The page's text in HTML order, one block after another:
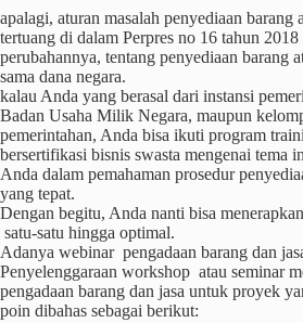
apalagi, aturan masalah penyediaan barang
tertuang di dalam Perpres no 16 tahun 2018
perubahannya, tentang penyediaan barang
sama dana negara.
kalau Anda yang berasal dari instansi
Badan Usaha Milik Negara, maupun
pemerintahan, Anda bisa ikuti program
bersertifikasi bisnis swasta mengenai tema
Anda dalam pemahaman prosedur
yang tepat.
Dengan begitu, Anda nanti bisa
satu-satu hingga optimal.
Adanya webinar pengadaan barang dan
Penyelenggaraan workshop atau seminar
pengadaan barang dan jasa untuk proyek
poin dibahas sebagai berikut: